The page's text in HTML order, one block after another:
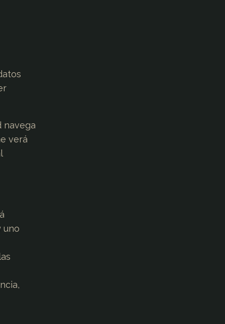
navega
verá
uno